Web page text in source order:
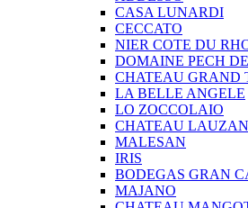
CASA LUNARDI
CECCATO
NIER COTE DU
DOMAINE PECH
CHATEAU GRAND
LA BELLE ANGELE
LO ZOCCOLAIO
CHATEAU
MALESAN
IRIS
BODEGAS GRAN
MAJANO